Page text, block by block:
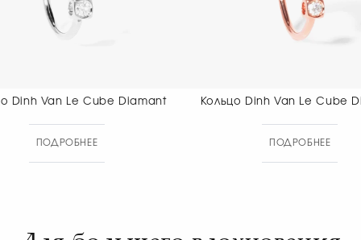
Кольцо Dinh Van Le Cube Diamant Кольцо